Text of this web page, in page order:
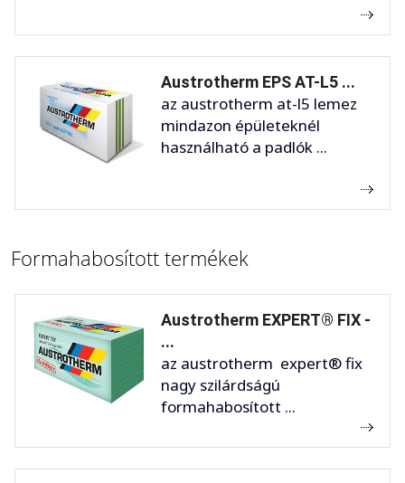
Austrotherm EPS AT-L5 ...
az austrotherm at-l5 lemez
mindazon épületeknél
használható a padlók ...
Formahabosított termékek
Austrotherm EXPERT® FIX -
...
az austrotherm expert® fix
nagy szilárdságú
formahabosított ...